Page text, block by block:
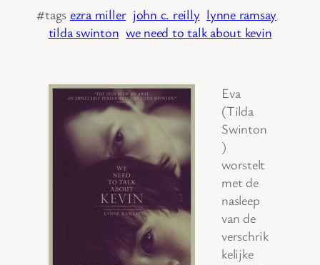
#tags ezra miller john c. reilly lynne ramsay
tilda swinton we need to talk about kevin
Eva
(Tilda
Swinton
)
worstelt
met de
nasleep
van de
verschrik
kelijke